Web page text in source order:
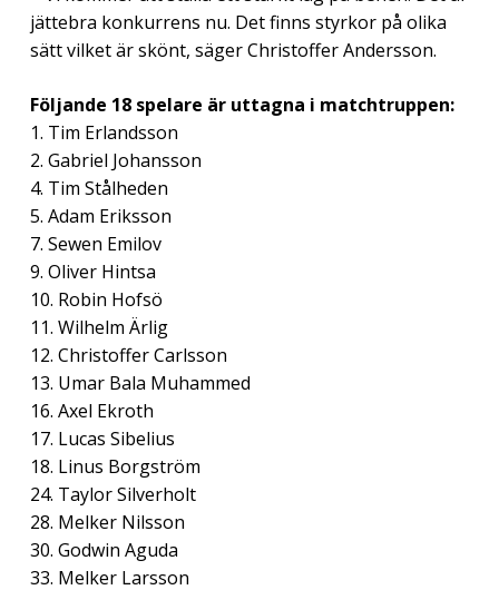
jättebra konkurrens nu. Det finns styrkor på olika
sätt vilket är skönt, säger Christoffer Andersson.
Följande 18 spelare är uttagna i matchtruppen:
1. Tim Erlandsson
2. Gabriel Johansson
4. Tim Stålheden
5. Adam Eriksson
7. Sewen Emilov
9. Oliver Hintsa
10. Robin Hofsö
11. Wilhelm Ärlig
12. Christoffer Carlsson
13. Umar Bala Muhammed
16. Axel Ekroth
17. Lucas Sibelius
18. Linus Borgström
24. Taylor Silverholt
28. Melker Nilsson
30. Godwin Aguda
33. Melker Larsson